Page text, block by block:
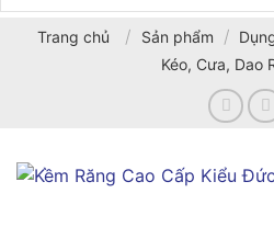
Trang chủ / Sản phẩm /
Kéo, Cưa, Dao